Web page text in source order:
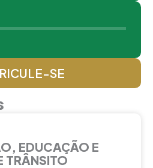
SE
EDUCAÇÃO E
TRÂNSITO